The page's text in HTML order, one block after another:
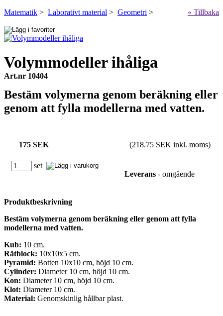
Matematik > Laborativt material > Geometri > « Tillbaka
Volymmodeller ihåliga
Art.nr 10404
Bestäm volymerna genom beräkning eller
genom att fylla modellerna med vatten.
175 SEK (218.75 SEK inkl. moms)
set
Leverans - omgående
Produktbeskrivning
Bestäm volymerna genom beräkning eller genom att fylla
modellerna med vatten.
Kub: 10 cm.
Rätblock: 10x10x5 cm.
Pyramid: Botten 10x10 cm, höjd 10 cm.
Cylinder: Diameter 10 cm, höjd 10 cm.
Kon: Diameter 10 cm, höjd 10 cm.
Klot: Diameter 10 cm.
Material: Genomskinlig hållbar plast.